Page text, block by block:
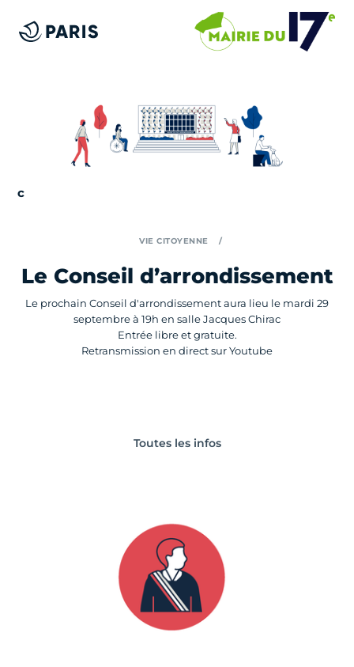
VIE CITOYENNE
Le Conseil d’arrondissement
Le prochain Conseil d'arrondissement aura lieu le mardi 29
septembre à 19h en salle Jacques Chirac
Entrée libre et gratuite.
Retransmission en direct sur Youtube
Toutes les infos